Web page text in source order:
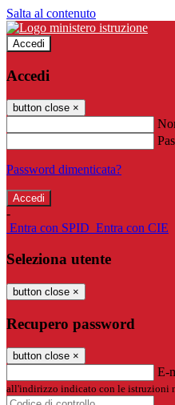
Salta al contenuto
Accedi
Accedi
button close ×
Password dimenticata?
-
Entra con SPID Entra con CIE
Seleziona utente
button close ×
Recupero password
button close ×
E-
all'indirizzo indicato con le istruzioni